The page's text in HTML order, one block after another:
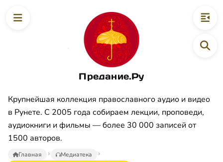
Предание.Ру
Крупнейшая коллекция православного аудио и видео
в Рунете. С 2005 года собираем лекции, проповеди,
аудиокниги и фильмы — более 30 000 записей от
1500 авторов.
Главная
Медиатека